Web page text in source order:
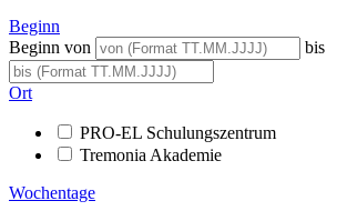
Beginn
Beginn von
bis
Ort
PRO-EL Schulungszentrum
Tremonia Akademie
Wochentage